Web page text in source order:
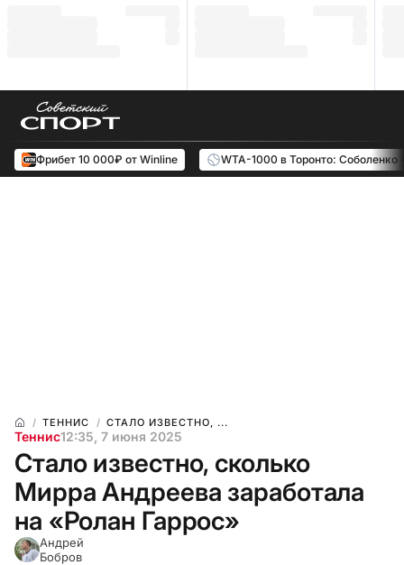
Фрибет 10 000₽ от Winline WTA-1000 в Торонто: Соболенко
ТЕННИС СТАЛО ИЗВЕСТНО, ...
Теннис12:35, 7 июня 2025
Стало известно, сколько
Мирра Андреева заработала
на «Ролан Гаррос»
Андрей
Бобров